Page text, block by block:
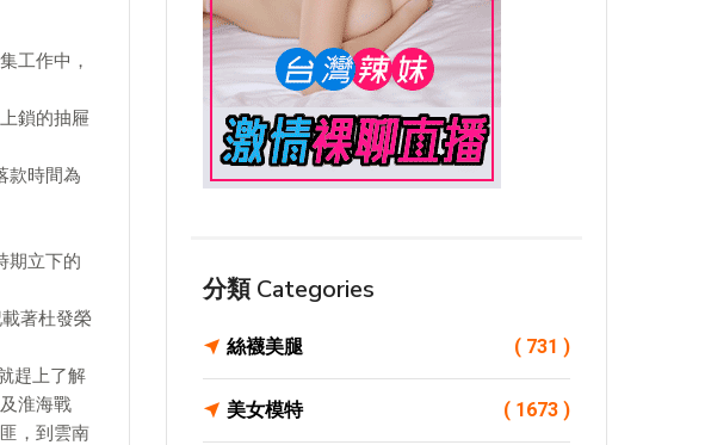
工作中，
鎖的抽屜
款時間為
期立下的
著杜發榮
趕上了解
淮海戰
，到雲南
分類 Categories
絲襪美腿 ( 731 )
美女模特 ( 1673 )